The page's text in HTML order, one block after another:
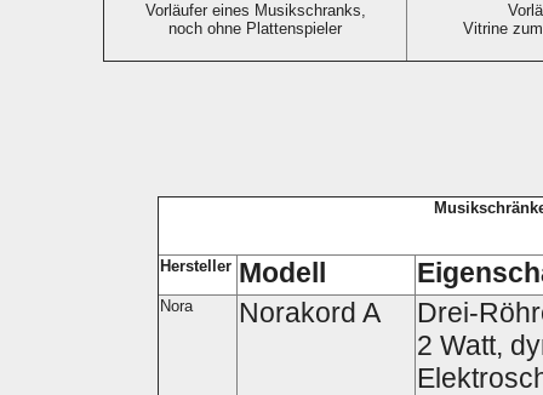
Vorläufer eines Musikschranks,
noch ohne Plattenspieler
Vitrine
Hersteller Modell
Nora Norakord A
Drei-
2 Watt,